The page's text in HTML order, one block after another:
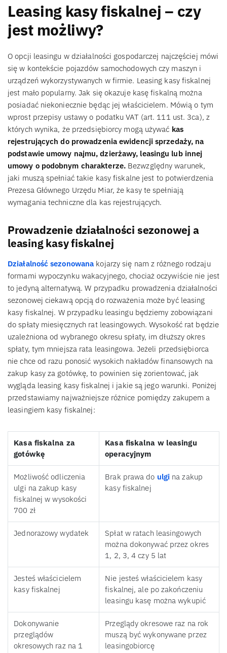
Leasing kasy fiskalnej – czy
jest możliwy?
O opcji leasingu w działalności gospodarczej najczęściej mówi
się w kontekście pojazdów samochodowych czy maszyn i
urządzeń wykorzystywanych w firmie. Leasing kasy fiskalnej
jest mało popularny. Jak się okazuje kasę fiskalną można
posiadać niekoniecznie będąc jej właścicielem. Mówią o tym
wprost przepisy ustawy o podatku VAT (art. 111 ust. 3ca), z
których wynika, że przedsiębiorcy mogą używać kas
rejestrujących do prowadzenia ewidencji sprzedaży, na
podstawie umowy najmu, dzierżawy, leasingu lub innej
umowy o podobnym charakterze. Bezwzględny warunek,
jaki muszą spełniać takie kasy fiskalne jest to potwierdzenia
Prezesa Głównego Urzędu Miar, że kasy te spełniają
wymagania techniczne dla kas rejestrujących.
Prowadzenie działalności sezonowej a
leasing kasy fiskalnej
Działalność sezonowana kojarzy się nam z różnego rodzaju
formami wypoczynku wakacyjnego, chociaż oczywiście nie jest
to jedyną alternatywą. W przypadku prowadzenia działalności
sezonowej ciekawą opcją do rozważenia może być leasing
kasy fiskalnej. W przypadku leasingu będziemy zobowiązani
do spłaty miesięcznych rat leasingowych. Wysokość rat będzie
uzależniona od wybranego okresu spłaty, im dłuższy okres
spłaty, tym mniejsza rata leasingowa. Jeżeli przedsiębiorca
nie chce od razu ponosić wysokich nakładów finansowych na
zakup kasy za gotówkę, to powinien się zorientować, jak
wygląda leasing kasy fiskalnej i jakie są jego warunki. Poniżej
przedstawiamy najważniejsze różnice pomiędzy zakupem a
leasingiem kasy fiskalnej:
Kasa fiskalna za
gotówkę
Kasa fiskalna w leasingu
operacyjnym
Możliwość odliczenia
ulgi na zakup kasy
fiskalnej w wysokości
700 zł
Brak prawa do ulgi na zakup
kasy fiskalnej
Jednorazowy wydatek
Spłat w ratach leasingowych
można dokonywać przez okres
1, 2, 3, 4 czy 5 lat
Jesteś właścicielem
kasy fiskalnej
Nie jesteś właścicielem kasy
fiskalnej, ale po zakończeniu
leasingu kasę można wykupić
Dokonywanie
przeglądów
okresowych raz na 1
Przeglądy okresowe raz na rok
muszą być wykonywane przez
leasingobiorcę